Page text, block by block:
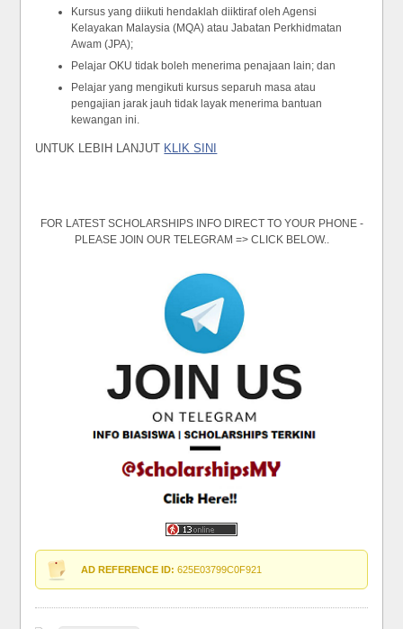
Kursus yang diikuti hendaklah diiktiraf oleh Agensi
Kelayakan Malaysia (MQA) atau Jabatan Perkhidmatan
Awam (JPA);
Pelajar OKU tidak boleh menerima penajaan lain; dan
Pelajar yang mengikuti kursus separuh masa atau
pengajian jarak jauh tidak layak menerima bantuan
kewangan ini.
UNTUK LEBIH LANJUT KLIK SINI
FOR LATEST SCHOLARSHIPS INFO DIRECT TO YOUR PHONE -
PLEASE JOIN OUR TELEGRAM => CLICK BELOW..
AD REFERENCE ID: 625E03799C0F921